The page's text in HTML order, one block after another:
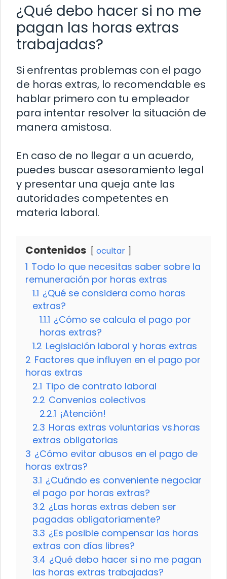
¿Qué debo hacer si no me
pagan las horas extras
trabajadas?
Si enfrentas problemas con el pago
de horas extras, lo recomendable es
hablar primero con tu empleador
para intentar resolver la situación de
manera amistosa.
En caso de no llegar a un acuerdo,
puedes buscar asesoramiento legal
y presentar una queja ante las
autoridades competentes en
materia laboral.
Contenidos ocultar
1 Todo lo que necesitas saber sobre la
remuneración por horas extras
1.1 ¿Qué se considera como horas
extras?
1.1.1 ¿Cómo se calcula el pago por
horas extras?
1.2 Legislación laboral y horas extras
2 Factores que influyen en el pago por
horas extras
2.1 Tipo de contrato laboral
2.2 Convenios colectivos
2.2.1 ¡Atención!
2.3 Horas extras voluntarias vs.horas
extras obligatorias
3 ¿Cómo evitar abusos en el pago de
horas extras?
3.1 ¿Cuándo es conveniente negociar
el pago por horas extras?
3.2 ¿Las horas extras deben ser
pagadas obligatoriamente?
3.3 ¿Es posible compensar las horas
extras con días libres?
3.4 ¿Qué debo hacer si no me pagan
las horas extras trabajadas?